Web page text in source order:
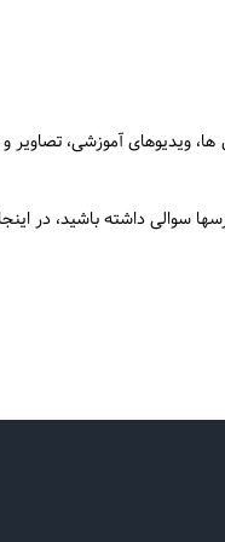
ویدیوهای آموزشی،
سوالی داشته باشید، در